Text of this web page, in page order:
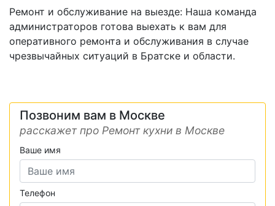
Ремонт и обслуживание на выезде: Наша команда
администраторов готова выехать к вам для
оперативного ремонта и обслуживания в случае
чрезвычайных ситуаций в Братске и области.
Позвоним вам в Москве
расскажет про Ремонт кухни в Москве
Ваше имя
Телефон